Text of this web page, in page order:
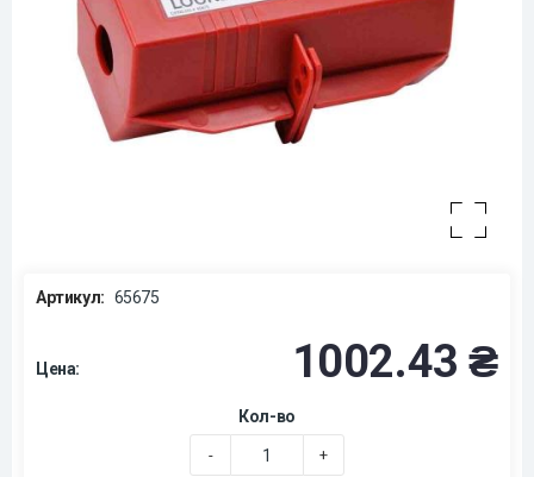
Артикул: 65675
Цена: 1002.43 ₴
Кол-во
- +